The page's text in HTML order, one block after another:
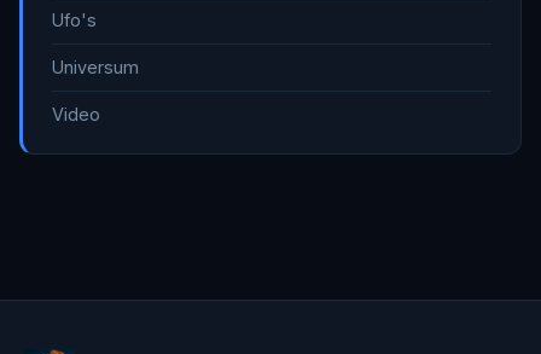
Ufo's
Universum
Video